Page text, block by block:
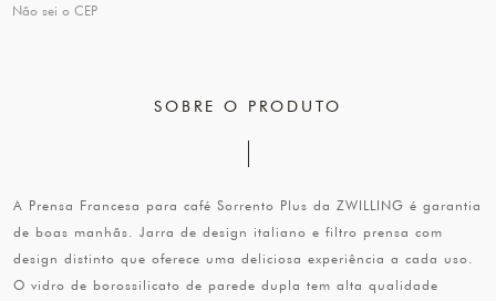
Não sei o CEP
SOBRE O PRODUTO
A Prensa Francesa para café Sorrento Plus da ZWILLING é garantia
de boas manhãs. Jarra de design italiano e filtro prensa com
design distinto que oferece uma deliciosa experiência a cada uso.
O vidro de borossilicato de parede dupla tem alta qualidade